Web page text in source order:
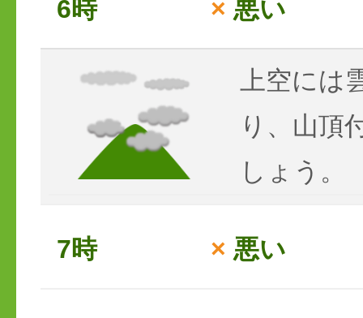
6時 × 悪い
上空には
り、山頂
しょう。
7時 × 悪い